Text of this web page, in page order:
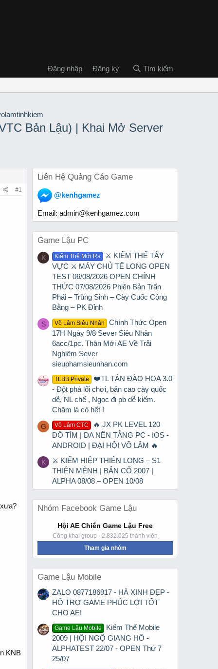
Đăng nhập Đăng ký Tìm kiếm
Bản Lậu) | Khai Mở Server
#1
KNB
Liên Hệ Quảng Cáo Game
@kenhgamez
Email: admin@kenhgamez.com
Game Lậu PC
K Kiếm Thế Mới Ra
⚔️ KIẾM THẾ TÂY
VỰC ⚔️ MÁY CHỦ TẾ LONG OPEN
TEST 06/08/2026 OPEN CHÍNH
THỨC 07/08/2026 Phiên Bản Trấn
Phái – Trùng Sinh – Cày Cuốc Công
Bằng – PK Đỉnh
S Võ Lâm Siêu Nhân
Chính Thức Open
17H Ngày 9/8 Sever Siêu Nhân
6acc/1pc. Thân Mời AE Về Trải
Nghiệm Sever
sieuphamsieunhan.com
TLBB Private
❤️TL TÂN ĐÀO HOA 3.0
- Đột phá lối chơi, bản cao cày quốc
dễ, NL chế , Ngọc đi pb dễ kiếm.
Chăm là có hết !
G Võ Lâm CTC
🔥 JX PK LEVEL 120
ĐỒ TÍM | ĐA NỀN TẢNG PC - IOS -
ANDROID | ĐẠI HỘI VÕ LÂM 🔥
K
⚔ KIẾM HIỆP THIÊN LONG – S1
THIÊN MỆNH | BẢN CỔ 2007 |
ALPHA 08/08 – OPEN 10/08
Nhóm Facebook Game Lậu
Hội AE Chiến Game Lậu Free
Công khai group · 2.832.025 thành viên
Tham gia nhóm
Game Lậu Mobile
ZALO 0877186917 - HÀ XINH ĐẸP -
HỖ TRỢ GAME PHÚC LỢI TỐT
CHO AE!
Game Lậu Mobile
Kiếm Thế Mobile
2009 | HỘI NGỘ GIANG HỒ -
ALPHATEST 22/07 - OPEN Thứ 7
25/07